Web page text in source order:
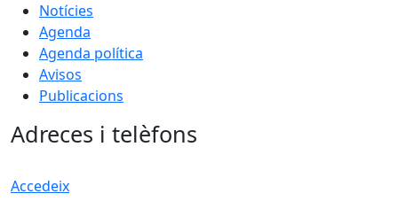
Notícies
Agenda
Agenda política
Avisos
Publicacions
Adreces i telèfons
Accedeix